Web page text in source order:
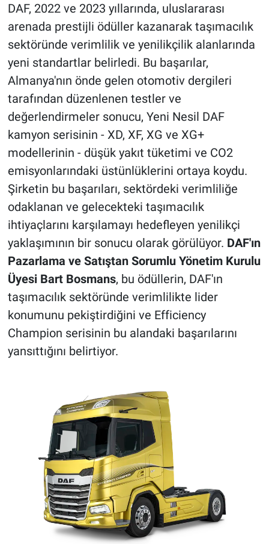
DAF, 2022 ve 2023 yıllarında, uluslararası
arenada prestijli ödüller kazanarak taşımacılık
sektöründe verimlilik ve yenilikçilik alanlarında
yeni standartlar belirledi. Bu başarılar,
Almanya'nın önde gelen otomotiv dergileri
tarafından düzenlenen testler ve
değerlendirmeler sonucu, Yeni Nesil DAF
kamyon serisinin - XD, XF, XG ve XG+
modellerinin - düşük yakıt tüketimi ve CO2
emisyonlarındaki üstünlüklerini ortaya koydu.
Şirketin bu başarıları, sektördeki verimliliğe
odaklanan ve gelecekteki taşımacılık
ihtiyaçlarını karşılamayı hedefleyen yenilikçi
yaklaşımının bir sonucu olarak görülüyor. DAF'ın
Pazarlama ve Satıştan Sorumlu Yönetim Kurulu
Üyesi Bart Bosmans, bu ödüllerin, DAF'ın
taşımacılık sektöründe verimlilikte lider
konumunu pekiştirdiğini ve Efficiency
Champion serisinin bu alandaki başarılarını
yansıttığını belirtiyor.